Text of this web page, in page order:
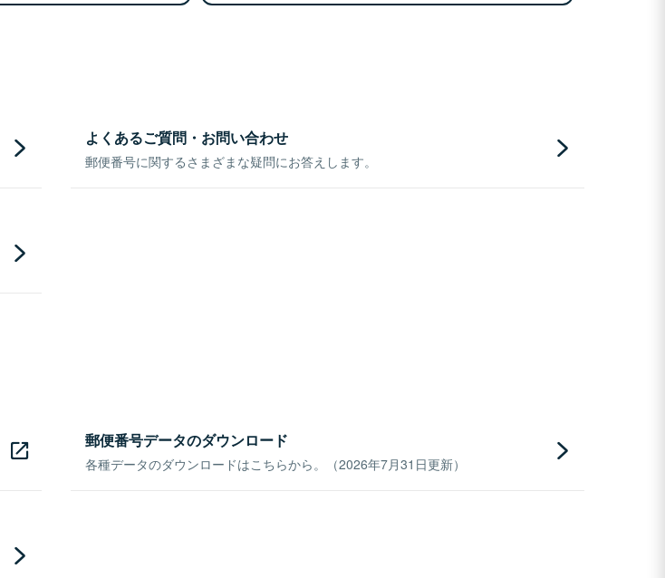
よくあるご質問・お問い合わせ
郵便番号に関するさまざまな疑問にお答えします。
郵便番号データのダウンロード
各種データのダウンロードはこちらから。（2026年7月31日更新）